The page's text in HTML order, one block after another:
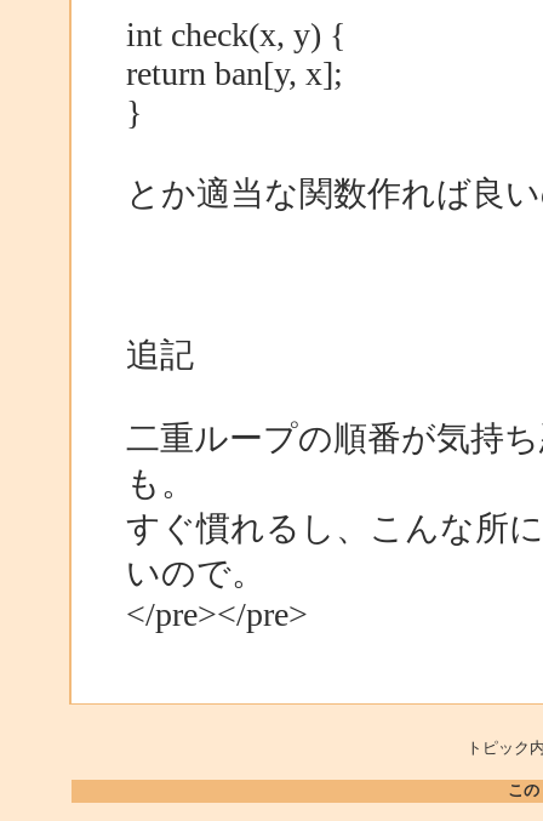
int check(x, y) {
return ban[y, x];
}
とか適当な関数作れば良
追記
二重ループの順番が気持
も。
すぐ慣れるし、こんな所
いので。
</pre></pre>
トピッ
こ